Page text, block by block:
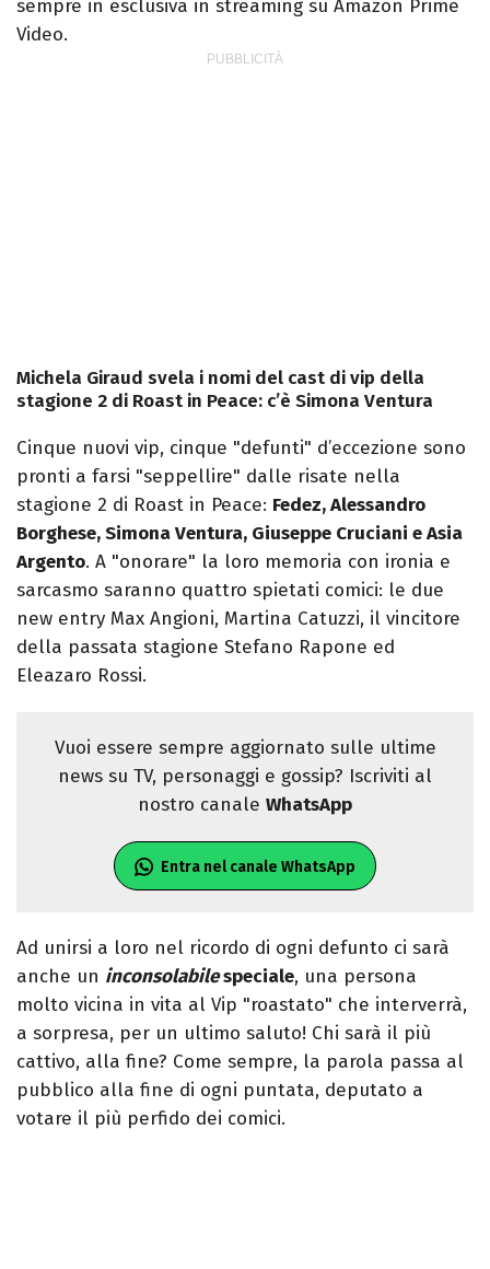
sempre in esclusiva in streaming su Amazon Prime
Video.
Michela Giraud svela i nomi del cast di vip della
stagione 2 di Roast in Peace: c’è Simona Ventura
Cinque nuovi vip, cinque "defunti" d’eccezione sono
pronti a farsi "seppellire" dalle risate nella
stagione 2 di Roast in Peace: Fedez, Alessandro
Borghese, Simona Ventura, Giuseppe Cruciani e Asia
Argento. A "onorare" la loro memoria con ironia e
sarcasmo saranno quattro spietati comici: le due
new entry Max Angioni, Martina Catuzzi, il vincitore
della passata stagione Stefano Rapone ed
Eleazaro Rossi.
Vuoi essere sempre aggiornato sulle ultime
news su TV, personaggi e gossip? Iscriviti al
nostro canale WhatsApp
Entra nel canale WhatsApp
Ad unirsi a loro nel ricordo di ogni defunto ci sarà
anche un inconsolabilespeciale, una persona
molto vicina in vita al Vip "roastato" che interverrà,
a sorpresa, per un ultimo saluto! Chi sarà il più
cattivo, alla fine? Come sempre, la parola passa al
pubblico alla fine di ogni puntata, deputato a
votare il più perfido dei comici.